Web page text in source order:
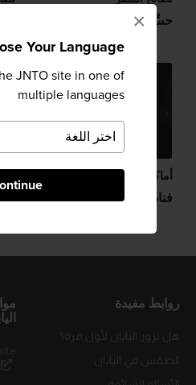
Your Language
JNTO site in one of
multiple languages
×
حسِّن لغتك اليابانية
أماكن الإقامة
فنادق الكبسولة
روابط مفيدة